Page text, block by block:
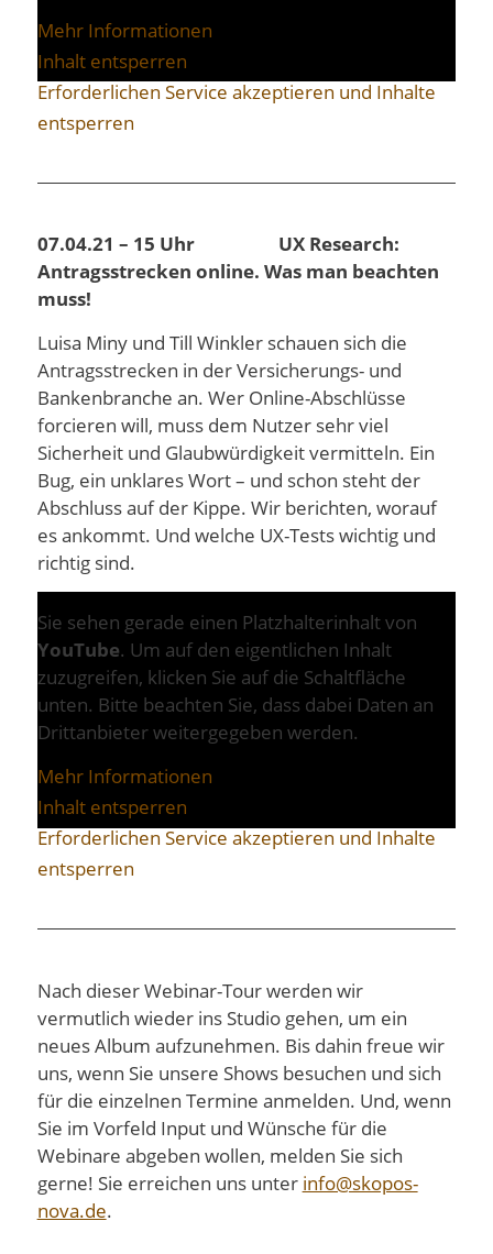
Mehr Informationen
Inhalt entsperren
Erforderlichen Service akzeptieren und Inhalte
entsperren
07.04.21 – 15 Uhr
UX Research:
Antragsstrecken online. Was man beachten
muss!
Luisa Miny und Till Winkler schauen sich die
Antragsstrecken in der Versicherungs- und
Bankenbranche an. Wer Online-Abschlüsse
forcieren will, muss dem Nutzer sehr viel
Sicherheit und Glaubwürdigkeit vermitteln. Ein
Bug, ein unklares Wort – und schon steht der
Abschluss auf der Kippe. Wir berichten, worauf
es ankommt. Und welche UX-Tests wichtig und
richtig sind.
Sie sehen gerade einen Platzhalterinhalt von
YouTube. Um auf den eigentlichen Inhalt
zuzugreifen, klicken Sie auf die Schaltfläche
unten. Bitte beachten Sie, dass dabei Daten an
Drittanbieter weitergegeben werden.
Mehr Informationen
Inhalt entsperren
Erforderlichen Service akzeptieren und Inhalte
entsperren
Nach dieser Webinar-Tour werden wir
vermutlich wieder ins Studio gehen, um ein
neues Album aufzunehmen. Bis dahin freue wir
uns, wenn Sie unsere Shows besuchen und sich
für die einzelnen Termine anmelden. Und, wenn
Sie im Vorfeld Input und Wünsche für die
Webinare abgeben wollen, melden Sie sich
gerne! Sie erreichen uns unter info@skopos-
nova.de.